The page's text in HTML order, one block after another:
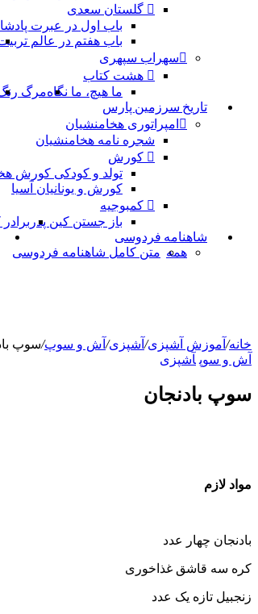
گلستان سعدی
باب اول در عبرت
باب هفتم در عالم
سهراب سپهری
هشت کتاب
ما هیچ، ما نگاهمرگ
تاریخ سرزمین پارس
امپراتوری هخامنشیان
شجره نامه هخامنشیان
کورش
تولد و کودکی کورش
کورش و یونانیان آسیا
کمبوجیه
باز جستن کین پدر
شاهنامه فردوسی
همه متن کامل شاهنامه فردوسی
خانه/ آموزش آشپزی/ آشپزی/ آش و سوپ/سوپ
آش و سوپ آشپزی
سوپ بادنجان
مواد لازم
بادنجان چهار عدد
کره سه قاشق غذاخوری
زنجبیل تازه یک عدد